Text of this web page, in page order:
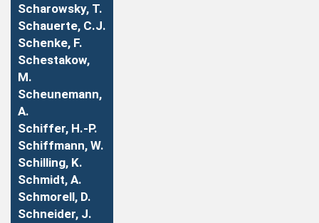
Scharowsky, T.
Schauerte, C.J.
Schenke, F.
Schestakow,
M.
Scheunemann,
A.
Schiffer, H.-P.
Schiffmann, W.
Schilling, K.
Schmidt, A.
Schmorell, D.
Schneider, J.